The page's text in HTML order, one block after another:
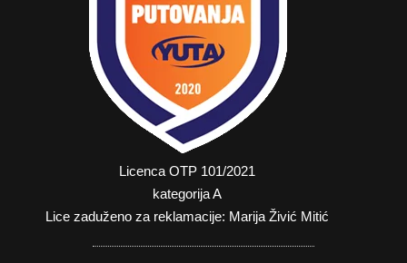
Licenca OTP 101/2021
kategorija A
Lice zaduženo za reklamacije: Marija Živić Mitić